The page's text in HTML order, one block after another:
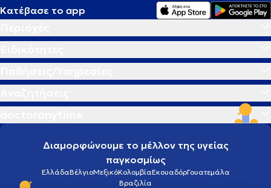
Κατέβασε το app
Διαμορφώνουμε το μέλλον της υγείας
παγκοσμίως
ΕλλάδαΒέλγιοΜεξικόΚολομβίαΕκουαδόρΓουατεμάλα
Βραζιλία